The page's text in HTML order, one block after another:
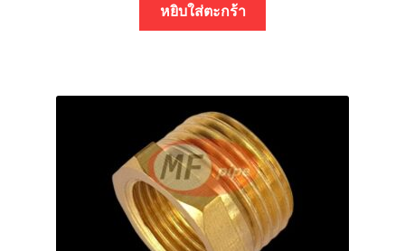
หยิบใส่ตะกร้า